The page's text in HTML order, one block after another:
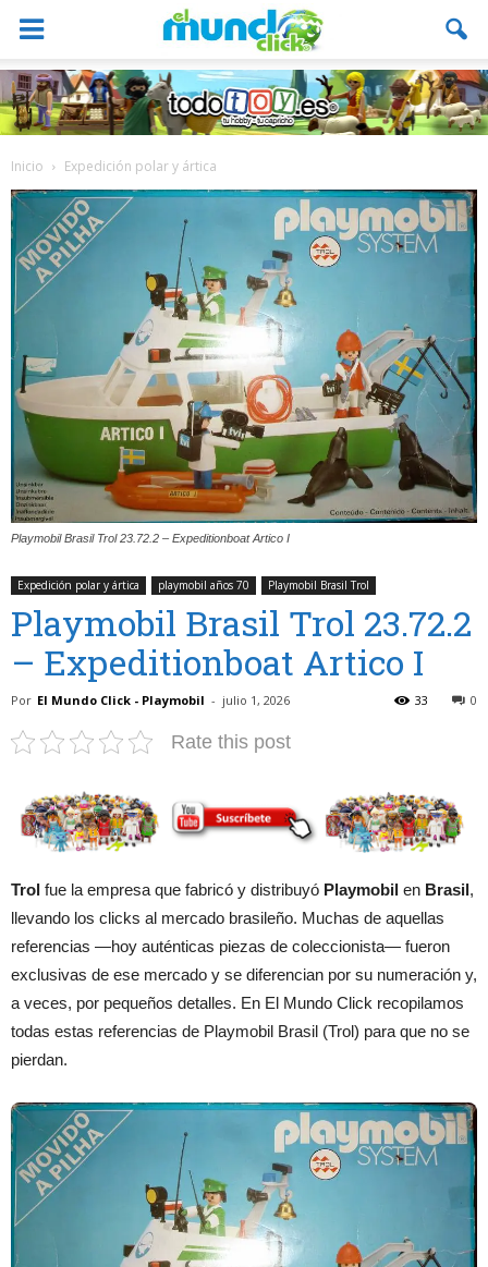
Inicio Expedición polar y ártica
Playmobil Brasil Trol 23.72.2 – Expeditionboat Artico I
Expedición polar y ártica playmobil años 70 Playmobil Brasil Trol
Playmobil Brasil Trol 23.72.2
– Expeditionboat Artico I
Por El Mundo Click - Playmobil - julio 1, 2026 0
33
Rate this post
Trol fue la empresa que fabricó y distribuyó Playmobil en Brasil,
llevando los clicks al mercado brasileño. Muchas de aquellas
referencias —hoy auténticas piezas de coleccionista— fueron
exclusivas de ese mercado y se diferencian por su numeración y,
a veces, por pequeños detalles. En El Mundo Click recopilamos
todas estas referencias de Playmobil Brasil (Trol) para que no se
pierdan.